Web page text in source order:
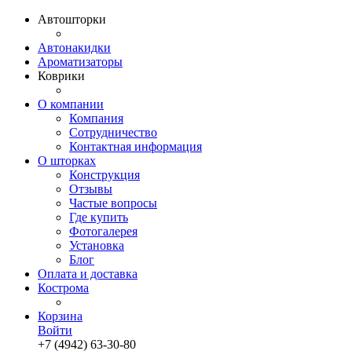
Автошторки
Автонакидки
Ароматизаторы
Коврики
О компании
Компания
Сотрудничество
Контактная информация
О шторках
Конструкция
Отзывы
Частые вопросы
Где купить
Фотогалерея
Установка
Блог
Оплата и доставка
Кострома
Корзина
Войти
+7 (4942) 63-30-80